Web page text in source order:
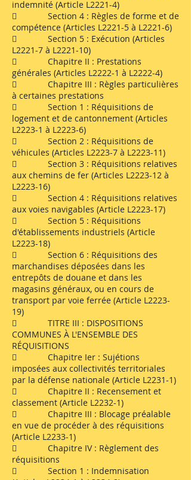
indemnité (Article L2221-4)
 Section 4 : Règles de forme et de
compétence (Articles L2221-5 à L2221-6)
 Section 5 : Exécution (Articles
L2221-7 à L2221-10)
 Chapitre II : Prestations
générales (Articles L2222-1 à L2222-4)
 Chapitre III : Règles particulières
à certaines prestations
 Section 1 : Réquisitions de
logement et de cantonnement (Articles
L2223-1 à L2223-6)
 Section 2 : Réquisitions de
véhicules (Articles L2223-7 à L2223-11)
 Section 3 : Réquisitions relatives
aux chemins de fer (Articles L2223-12 à
L2223-16)
 Section 4 : Réquisitions relatives
aux voies navigables (Article L2223-17)
 Section 5 : Réquisitions
d'établissements industriels (Article
L2223-18)
 Section 6 : Réquisitions des
marchandises déposées dans les
entrepôts de douane et dans les
magasins généraux, ou en cours de
transport par voie ferrée (Article L2223-
19)
 TITRE III : DISPOSITIONS
COMMUNES À L'ENSEMBLE DES
RÉQUISITIONS
 Chapitre Ier : Sujétions
imposées aux collectivités territoriales
par la défense nationale (Article L2231-1)
 Chapitre II : Recensement et
classement (Article L2232-1)
 Chapitre III : Blocage préalable
en vue de procéder à des réquisitions
(Article L2233-1)
 Chapitre IV : Règlement des
réquisitions
 Section 1 : Indemnisation